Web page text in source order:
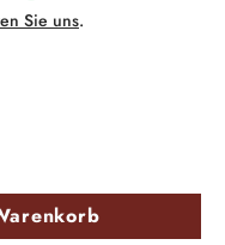
Sie uns.